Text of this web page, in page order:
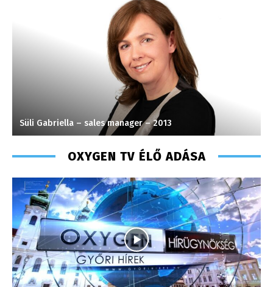
Süli Gabriella – sales manager – 2013
OXYGEN TV ÉLŐ ADÁSA